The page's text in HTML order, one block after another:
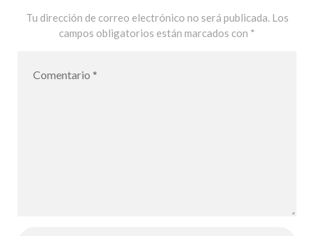
Tu dirección de correo electrónico no será publicada. Los
campos obligatorios están marcados con *